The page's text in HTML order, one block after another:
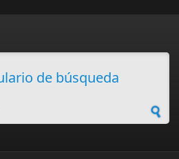
de búsqueda